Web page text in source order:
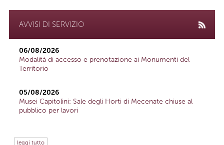
AVVISI DI SERVIZIO
06/08/2026
Modalità di accesso e prenotazione ai Monumenti del
Territorio
05/08/2026
Musei Capitolini: Sale degli Horti di Mecenate chiuse al
pubblico per lavori
leggi tutto